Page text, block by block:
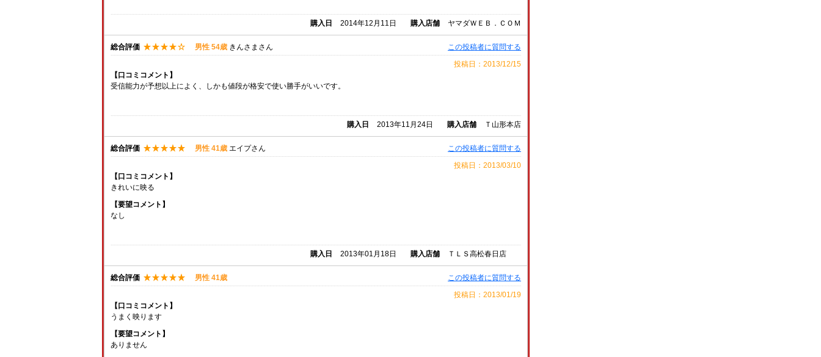
購入日 2014年12月11日 購入店舗 ヤマダＷＥＢ．ＣＯＭ
総合評価 男性 54歳 きんさまさん
この投稿者に質問する
投稿日：2013/12/15
【口コミコメント】
受信能力が予想以上によく、しかも値段が格安で使い勝手がいいです。
購入日 2013年11月24日 購入店舗 Ｔ山形本店
総合評価 男性 41歳 エイプさん
この投稿者に質問する
投稿日：2013/03/10
【口コミコメント】
きれいに映る
【要望コメント】
なし
購入日 2013年01月18日 購入店舗 ＴＬＳ高松春日店
総合評価 男性 41歳
この投稿者に質問する
投稿日：2013/01/19
【口コミコメント】
うまく映ります
【要望コメント】
ありません